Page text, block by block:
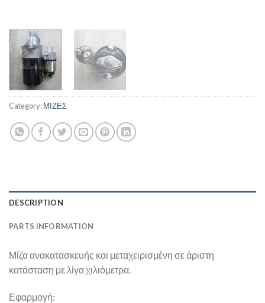
Category:ΜΙΖΕΣ
DESCRIPTION
PARTS INFORMATION
Μίζα ανακατασκευής και μεταχειρισμένη σε άριστη
κατάσταση με λίγα χιλιόμετρα.
Εφαρμογή: